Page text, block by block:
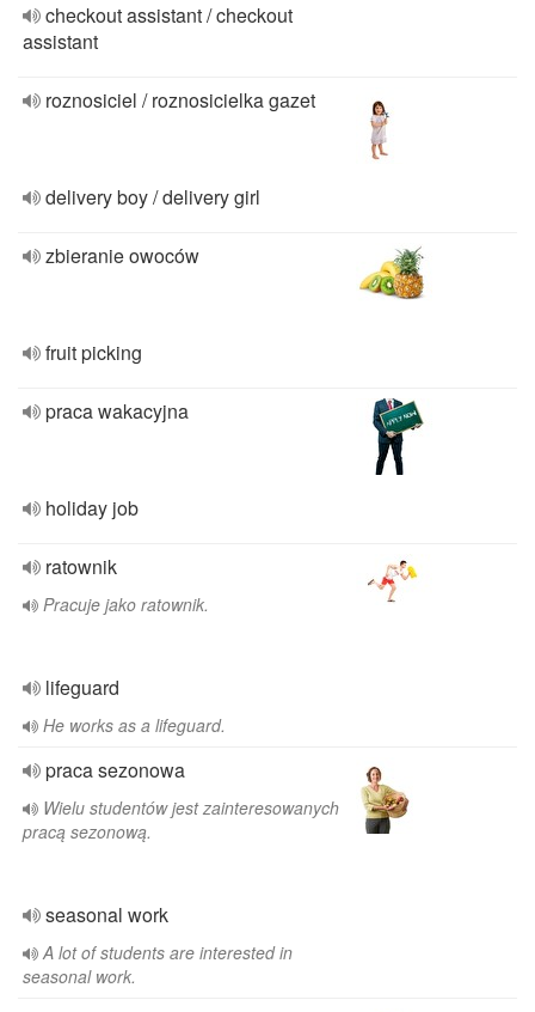
checkout assistant / checkout
assistant
roznosiciel / roznosicielka gazet
delivery boy / delivery girl
zbieranie owoców
fruit picking
praca wakacyjna
holiday job
ratownik
Pracuje jako ratownik.
lifeguard
He works as a lifeguard.
praca sezonowa
Wielu studentów jest zainteresowanych
pracą sezonową.
seasonal work
A lot of students are interested in
seasonal work.